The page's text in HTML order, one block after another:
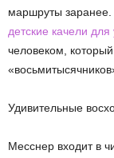
маршруты заранее.
детские качели
человеком,
Удивительные
Месснер входит в